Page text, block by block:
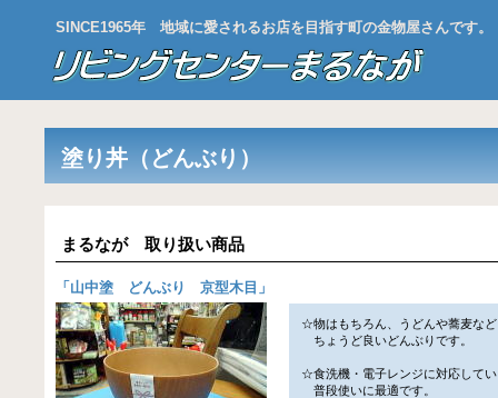
SINCE1965年 地域に愛されるお店を目指す町の金物屋さんです。
塗り丼（どんぶり）
まるなが 取り扱い商品
「 山中塗 どんぶり 京型木目 」
☆物はもちろん、うどんや蕎麦な
ちょうど良いどんぶりです。
☆食洗機・電子レンジに対応して
普段使いに最適です。